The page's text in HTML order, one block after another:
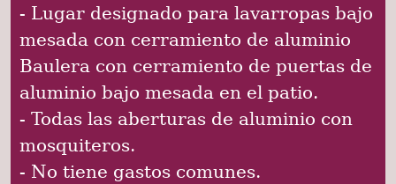
- Lugar designado para lavarropas bajo
mesada con cerramiento de aluminio
Baulera con cerramiento de puertas de
aluminio bajo mesada en el patio.
- Todas las aberturas de aluminio con
mosquiteros.
- No tiene gastos comunes.